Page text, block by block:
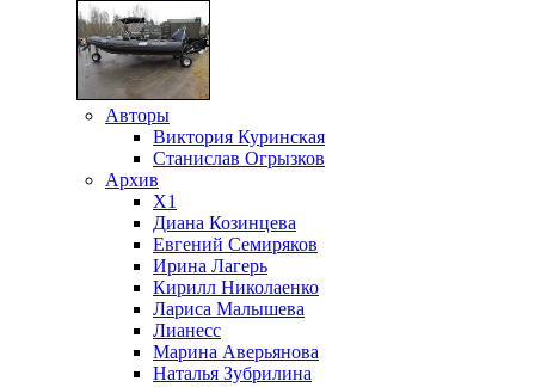
Авторы
Виктория Куринская
Станислав Огрызков
Архив
X1
Диана Козинцева
Евгений Семиряков
Ирина Лагерь
Кирилл Николаенко
Лариса Малышева
Лианесс
Марина Аверьянова
Наталья Зубрилина